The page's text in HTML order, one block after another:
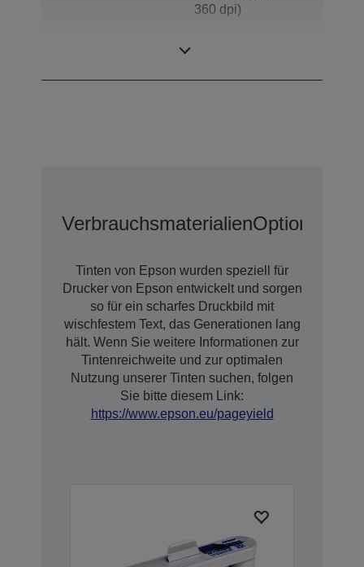
360 dpi)
VerbrauchsmaterialienOptionen
Tinten von Epson wurden speziell für
Drucker von Epson entwickelt und sorgen
so für ein scharfes Druckbild mit
wischfestem Text, das Generationen lang
hält. Wenn Sie weitere Informationen zur
Tintenreichweite und zur optimalen
Nutzung unserer Tinten suchen, folgen
Sie bitte diesem Link:
https://www.epson.eu/pageyield